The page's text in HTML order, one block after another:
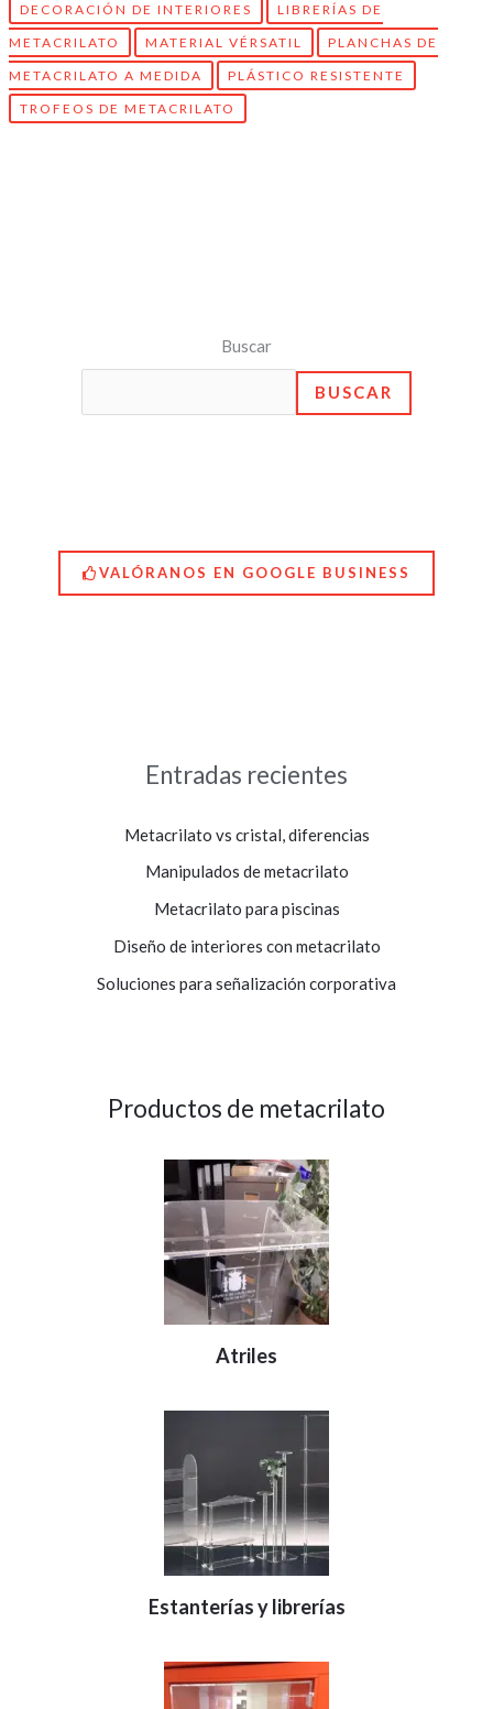
DECORACIÓN DE INTERIORES
LIBRERÍAS DE
METACRILATO
MATERIAL VÉRSATIL
PLANCHAS DE
METACRILATO A MEDIDA
PLÁSTICO RESISTENTE
TROFEOS DE METACRILATO
Buscar
BUSCAR
VALÓRANOS EN GOOGLE BUSINESS
Entradas recientes
Metacrilato vs cristal, diferencias
Manipulados de metacrilato
Metacrilato para piscinas
Diseño de interiores con metacrilato
Soluciones para señalización corporativa
Productos de metacrilato
Atriles
Estanterías y librerías